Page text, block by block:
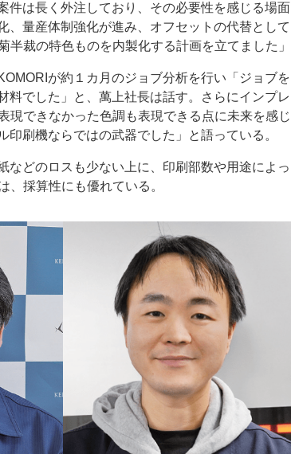
は長く外注しており、その必要性を感じる場面
、量産体制強化が進み、オフセットの代替として
裁の特色ものを内製化する計画を立てました」
が約１カ月のジョブ分析を行い「ジョブを
料でした」と、萬上社長は話す。さらにインプレ
現できなかった色調も表現できる点に未来を感じ
刷機ならではの武器でした」と語っている。
どのロスも少ない上に、印刷部数や用途によっ
採算性にも優れている。